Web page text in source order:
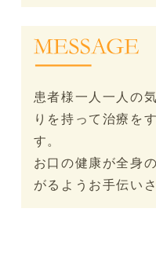
患者様一人一人の
りを持って治療を
す。
お口の健康が全身
がるようお手伝い